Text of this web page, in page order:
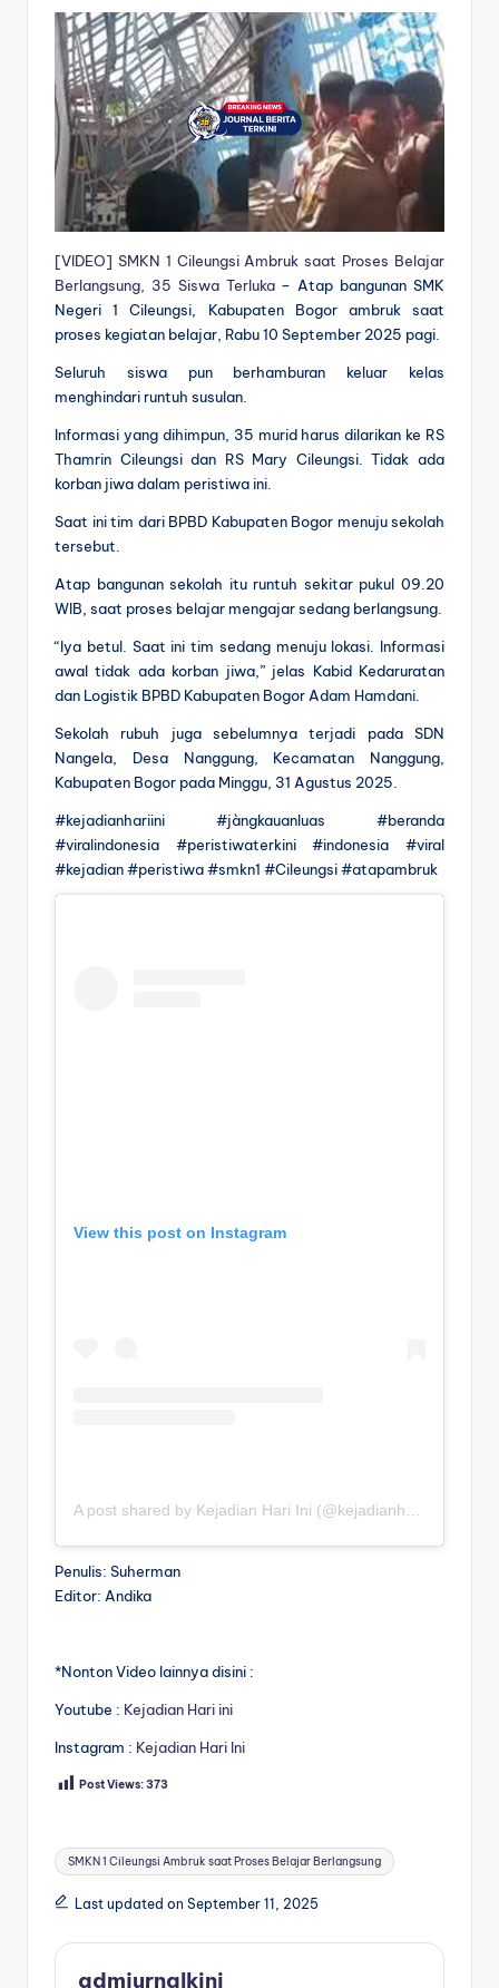
[VIDEO] SMKN 1 Cileungsi Ambruk saat Proses Belajar
Berlangsung, 35 Siswa Terluka– Atap bangunan SMK
Negeri 1 Cileungsi, Kabupaten Bogor ambruk saat
proses kegiatan belajar, Rabu 10 September 2025 pagi.
Seluruh siswa pun berhamburan keluar kelas
menghindari runtuh susulan.
Informasi yang dihimpun, 35 murid harus dilarikan ke RS
Thamrin Cileungsi dan RS Mary Cileungsi. Tidak ada
korban jiwa dalam peristiwa ini.
Saat ini tim dari BPBD Kabupaten Bogor menuju sekolah
tersebut.
Atap bangunan sekolah itu runtuh sekitar pukul 09.20
WIB, saat proses belajar mengajar sedang berlangsung.
“Iya betul. Saat ini tim sedang menuju lokasi. Informasi
awal tidak ada korban jiwa,” jelas Kabid Kedaruratan
dan Logistik BPBD Kabupaten Bogor Adam Hamdani.
Sekolah rubuh juga sebelumnya terjadi pada SDN
Nangela, Desa Nanggung, Kecamatan Nanggung,
Kabupaten Bogor pada Minggu, 31 Agustus 2025.
#kejadianhariini #jàngkauanluas #beranda
#viralindonesia #peristiwaterkini #indonesia #viral
#kejadian #peristiwa #smkn1 #Cileungsi #atapambruk
View this post on Instagram
Penulis: Suherman
Editor: Andika
*Nonton Video lainnya disini :
Youtube : Kejadian Hari ini
Instagram : Kejadian Hari Ini
Post Views:373
Tags:
SMKN 1 Cileungsi Ambruk saat Proses Belajar Berlangsung
Last updated on September 11, 2025
admjurnalkini